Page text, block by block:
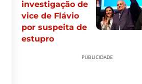
investigação de
vice de Flávio
por suspeita de
estupro
PUBLICIDADE